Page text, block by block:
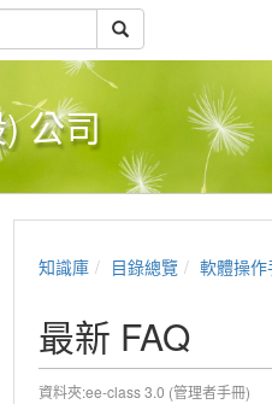
公司
知識庫 目錄總覽 軟體操作
最新 FAQ
資料夾:ee-class 3.0 (管理者手冊)